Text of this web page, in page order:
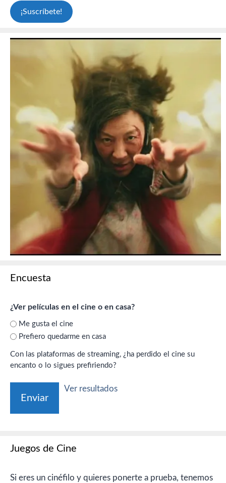
Encuesta
¿Ver películas en el cine o en casa?
Me gusta el cine
Prefiero quedarme en casa
Con las plataformas de streaming, ¿ha perdido el cine su
encanto o lo sigues prefiriendo?
Ver resultados
Juegos de Cine
Si eres un cinéfilo y quieres ponerte a prueba, tenemos